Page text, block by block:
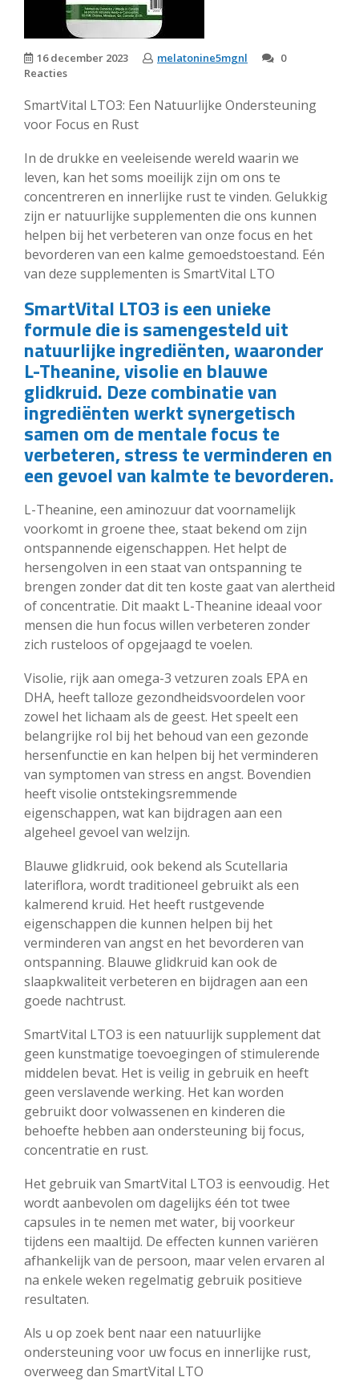
16 december 2023 melatonine5mgnl
0
Reacties
SmartVital LTO3: Een Natuurlijke Ondersteuning
voor Focus en Rust
In de drukke en veeleisende wereld waarin we
leven, kan het soms moeilijk zijn om ons te
concentreren en innerlijke rust te vinden. Gelukkig
zijn er natuurlijke supplementen die ons kunnen
helpen bij het verbeteren van onze focus en het
bevorderen van een kalme gemoedstoestand. Eén
van deze supplementen is SmartVital LTO
SmartVital LTO3 is een unieke
formule die is samengesteld uit
natuurlijke ingrediënten, waaronder
L-Theanine, visolie en blauwe
glidkruid. Deze combinatie van
ingrediënten werkt synergetisch
samen om de mentale focus te
verbeteren, stress te verminderen en
een gevoel van kalmte te bevorderen.
L-Theanine, een aminozuur dat voornamelijk
voorkomt in groene thee, staat bekend om zijn
ontspannende eigenschappen. Het helpt de
hersengolven in een staat van ontspanning te
brengen zonder dat dit ten koste gaat van alertheid
of concentratie. Dit maakt L-Theanine ideaal voor
mensen die hun focus willen verbeteren zonder
zich rusteloos of opgejaagd te voelen.
Visolie, rijk aan omega-3 vetzuren zoals EPA en
DHA, heeft talloze gezondheidsvoordelen voor
zowel het lichaam als de geest. Het speelt een
belangrijke rol bij het behoud van een gezonde
hersenfunctie en kan helpen bij het verminderen
van symptomen van stress en angst. Bovendien
heeft visolie ontstekingsremmende
eigenschappen, wat kan bijdragen aan een
algeheel gevoel van welzijn.
Blauwe glidkruid, ook bekend als Scutellaria
lateriflora, wordt traditioneel gebruikt als een
kalmerend kruid. Het heeft rustgevende
eigenschappen die kunnen helpen bij het
verminderen van angst en het bevorderen van
ontspanning. Blauwe glidkruid kan ook de
slaapkwaliteit verbeteren en bijdragen aan een
goede nachtrust.
SmartVital LTO3 is een natuurlijk supplement dat
geen kunstmatige toevoegingen of stimulerende
middelen bevat. Het is veilig in gebruik en heeft
geen verslavende werking. Het kan worden
gebruikt door volwassenen en kinderen die
behoefte hebben aan ondersteuning bij focus,
concentratie en rust.
Het gebruik van SmartVital LTO3 is eenvoudig. Het
wordt aanbevolen om dagelijks één tot twee
capsules in te nemen met water, bij voorkeur
tijdens een maaltijd. De effecten kunnen variëren
afhankelijk van de persoon, maar velen ervaren al
na enkele weken regelmatig gebruik positieve
resultaten.
Als u op zoek bent naar een natuurlijke
ondersteuning voor uw focus en innerlijke rust,
overweeg dan SmartVital LTO